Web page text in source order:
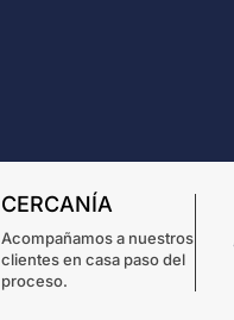
CERCANÍA
Acompañamos a nuestros
clientes en casa paso del
proceso.